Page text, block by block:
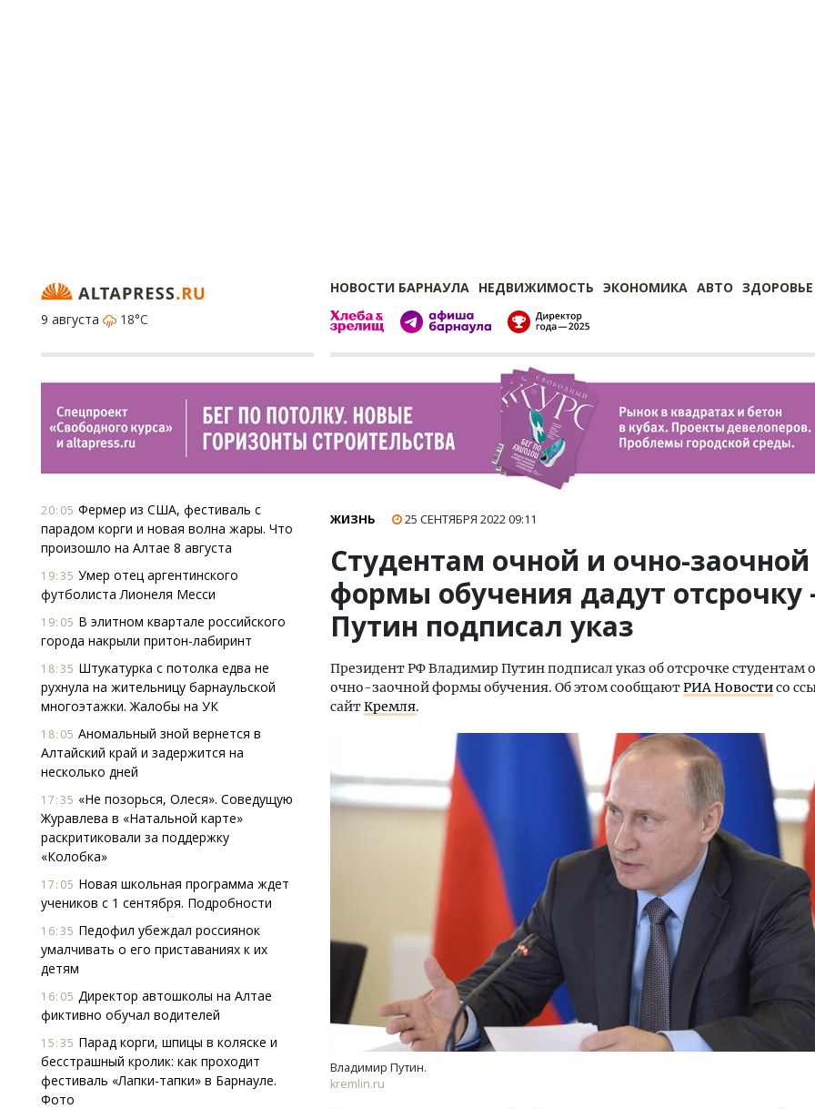
НОВОСТИ БАРНАУЛА НЕДВИЖИМОСТЬ ЭКОНОМИКА АВТО ЗДОРОВЬЕ
9 августа
18°C
20:05 Фермер из США, фестиваль с
парадом корги и новая волна жары. Что
произошло на Алтае 8 августа
19:35 Умер отец аргентинского
футболиста Лионеля Месси
19:05 В элитном квартале российского
города накрыли притон-лабиринт
18:35 Штукатурка с потолка едва не
рухнула на жительницу барнаульской
многоэтажки. Жалобы на УК
18:05 Аномальный зной вернется в
Алтайский край и задержится на
несколько дней
17:35 «Не позорься, Олеся». Соведущую
Журавлева в «Натальной карте»
раскритиковали за поддержку
«Колобка»
17:05 Новая школьная программа ждет
учеников с 1 сентября. Подробности
16:35 Педофил убеждал россиянок
умалчивать о его приставаниях к их
детям
16:05 Директор автошколы на Алтае
фиктивно обучал водителей
15:35 Парад корги, шпицы в коляске и
бесстрашный кролик: как проходит
фестиваль «Лапки-тапки» в Барнауле.
Фото
ЖИЗНЬ 25 СЕНТЯБРЯ 202209:11
Студентам очной и очно-заочной
формы обучения дадут
Путин подписал указ
Президент РФ Владимир Путин подписал указ об отсрочке студентам
очно-заочной формы обучения. Об этом сообщаютРИА Новостисо
сайтКремля.
Владимир Путин.
kremlin.ru
Смелость архитектурных идей.
Генеральный директор компании
ЗИАС — об эстетике городов,
трендах в фасадах и развитии рынка
СТРОИТЕЛЬСТВО
Архитектурный код
земли. Мощение
плитами становится
стандартом
СТРОИТЕЛЬСТВО